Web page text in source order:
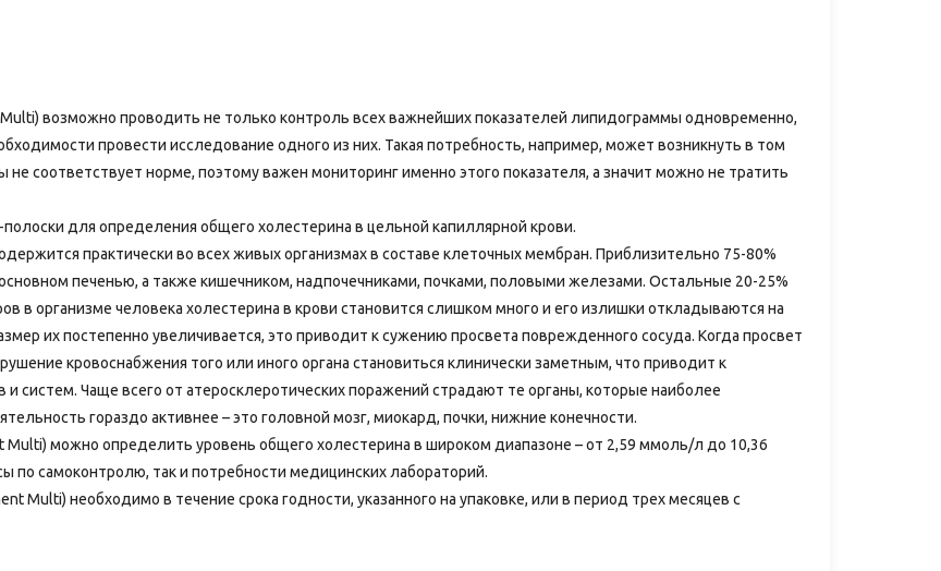
возможно проводить не только контроль всех важнейших показателей липидограммы одновременно,
провести исследование одного из них. Такая потребность, например, может возникнуть в том
соответствует норме, поэтому важен мониторинг именно этого показателя, а значит можно не тратить
полоски для определения общего холестерина в цельной капиллярной крови.
практически во всех живых организмах в составе клеточных мембран. Приблизительно 75-80%
печенью, а также кишечником, надпочечниками, почками, половыми железами. Остальные 20-25%
в организме человека холестерина в крови становится слишком много и его излишки откладываются на
их постепенно увеличивается, это приводит к сужению просвета поврежденного сосуда. Когда просвет
кровоснабжения того или иного органа становиться клинически заметным, что приводит к
систем. Чаще всего от атеросклеротических поражений страдают те органы, которые наиболее
гораздо активнее – это головной мозг, миокард, почки, нижние конечности.
можно определить уровень общего холестерина в широком диапазоне – от 2,59 ммоль/л до 10,36
по самоконтролю, так и потребности медицинских лабораторий.
Multi) необходимо в течение срока годности, указанного на упаковке, или в период трех месяцев с